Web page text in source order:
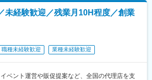
未経験歓迎／残業月10H程度／創業
職種未経験歓迎 業種未経験歓迎
イベント運営や販促提案など、全国の代理店を支